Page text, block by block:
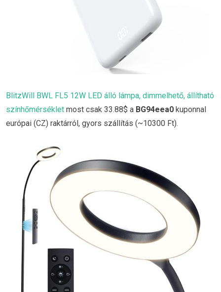
BlitzWill BWL FL5 12W LED álló lámpa, dimmelhető, állítható
színhőmérséklet most csak 33.88$ a BG94eea0 kuponnal
európai (CZ) raktárról, gyors szállítás (~10300 Ft).